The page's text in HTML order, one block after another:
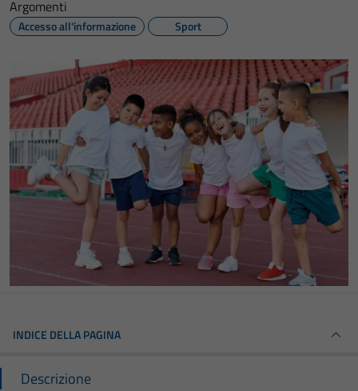
Argomenti
Accesso all'informazione Sport
INDICE DELLA PAGINA
Descrizione